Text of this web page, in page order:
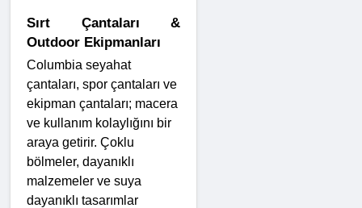
Sırt Çantaları &
Outdoor Ekipmanları
Columbia seyahat
çantaları, spor çantaları ve
ekipman çantaları; macera
ve kullanım kolaylığını bir
araya getirir. Çoklu
bölmeler, dayanıklı
malzemeler ve suya
dayanıklı tasarımlar